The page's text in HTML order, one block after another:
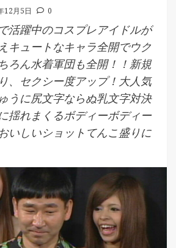
12月5日 0
活躍中のコスプレアイドルが
キュートなキャラ全開でウク
ろん水着軍団も全開！！新規
、セクシー度アップ！大人気
うに尻文字ならぬ乳文字対決
揺れまくるボディーボディー
いしいショットてんこ盛りに